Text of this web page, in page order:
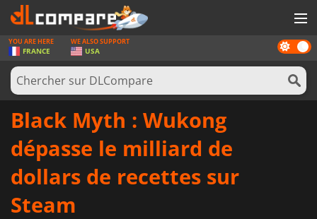
JEUX
CARTES PRÉPAYÉES
LOGICIELS
MATÉRIEL
Dark
mode
YOU ARE HERE
FRANCE
WE ALSO SUPPORT
USA
Black Myth : Wukong
dépasse le milliard de
dollars de recettes sur
Steam